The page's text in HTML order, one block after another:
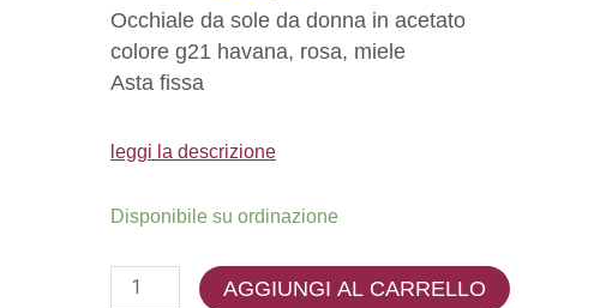
Occhiale da sole da donna in acetato
colore g21 havana, rosa, miele
Asta fissa
leggi la descrizione
Disponibile su ordinazione
AGGIUNGI AL CARRELLO